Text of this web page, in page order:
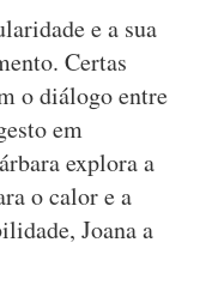
e a sua
Certas
o diálogo entre
em
explora a
o calor e a
Joana a